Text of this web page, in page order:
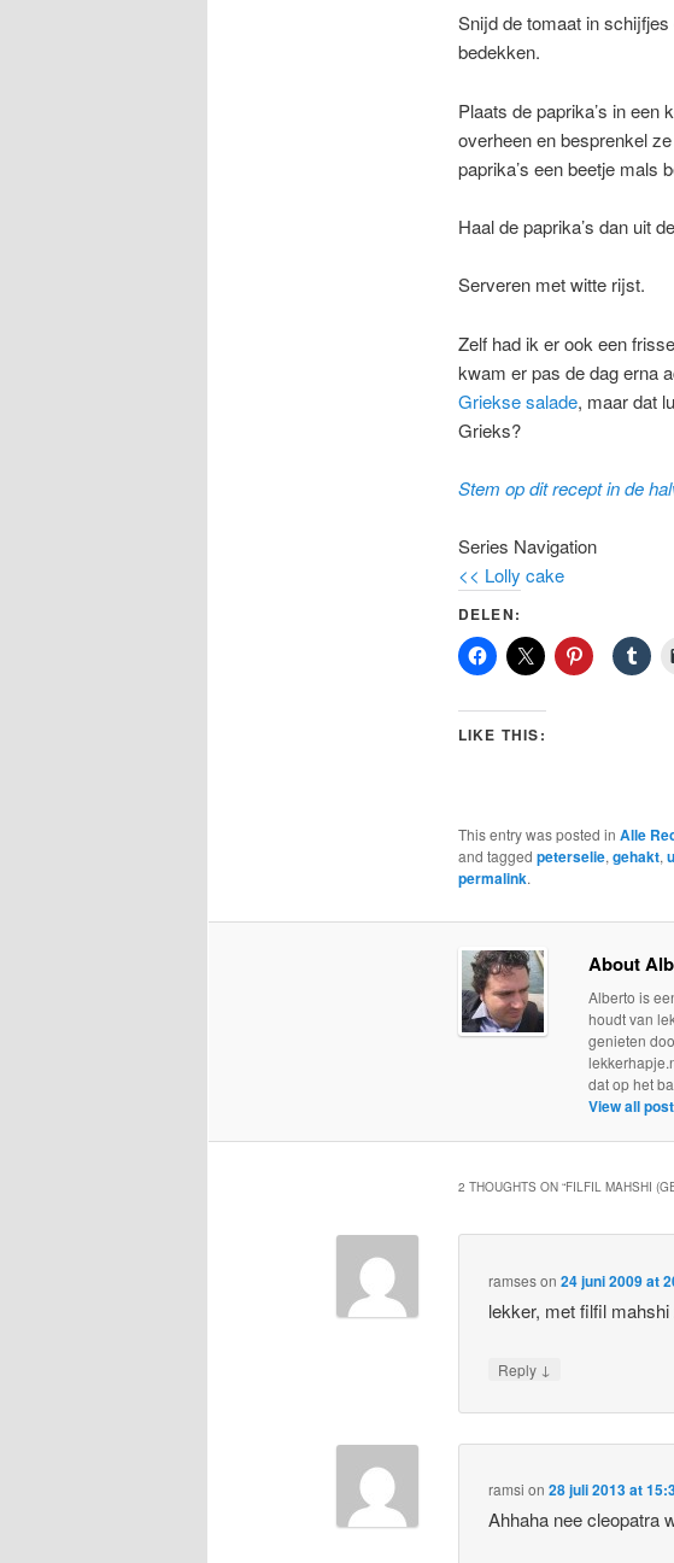
Snijd de tomaat in
bedekken.
Plaats de paprika’s in
overheen en besprenkel
paprika’s een beetje mals
Haal de paprika’s dan uit
Serveren met witte rijst.
Zelf had ik er ook een
kwam er pas de dag erna
Griekse salade, maar dat
Grieks?
Stem op dit recept in de
Series Navigation
<< Lolly cake
DELEN:
LIKE THIS:
This entry was posted in Alle
and tagged peterselie,gehakt,
permalink.
About
Alberto is
houdt van
genieten
dat op het
View all
2 THOUGHTS ON “FILFIL MAHSHI
ramseson24 juni 2009 at
lekker, met filfil
Reply ↓
ramsi on28 juli 2013 at
Ahhaha nee cleopatra